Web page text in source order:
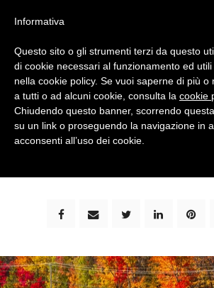
bimbi e viaggi - family travel blog:
Informativa
Questo sito o gli strumenti terzi da questo
di cookie necessari al funzionamento ed
nella cookie policy. Se vuoi saperne di più o
a tutti o ad alcuni cookie, consulta la cookie
Chiudendo questo banner, scorrendo
su un link o proseguendo la navigazione in
acconsenti all’uso dei cookie.